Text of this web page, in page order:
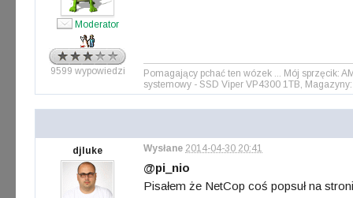
Moderator
9599 wypowiedzi
Pomagający pchać ten wózek ... Mój sprzęcik:
systemowy - SSD Viper VP4300 1TB,
djluke Wysłane 2014-04-30 20:41
@pi_nio
Pisałem że NetCop coś popsuł na